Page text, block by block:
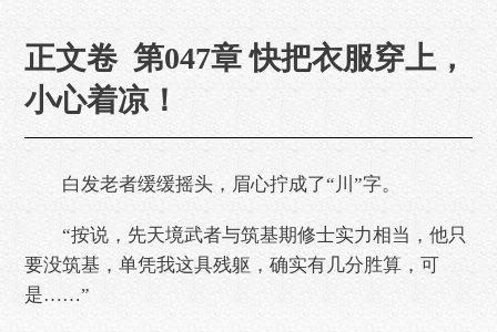
正文卷 第047章 快把衣服穿上，
小心着凉！
白发老者缓缓摇头，眉心拧成了“川”字。
“按说，先天境武者与筑基期修士实力相当，他只
要没筑基，单凭我这具残躯，确实有几分胜算，可
是……”